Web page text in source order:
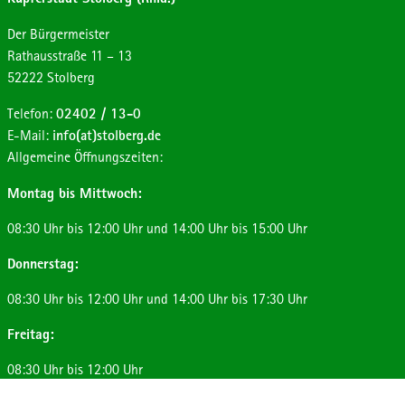
Der Bürgermeister
Strasse:
Rathausstraße Hausnummer:
11 – 13
Postleitzahl:
52222 Ort:
Stolberg
Telefon: 02402 / 13-0
E-Mail: info(at)stolberg.de
Allgemeine Öffnungszeiten:
Montag bis Mittwoch:
08:30 Uhr bis 12:00 Uhr und 14:00 Uhr bis 15:00 Uhr
Donnerstag:
08:30 Uhr bis 12:00 Uhr und 14:00 Uhr bis 17:30 Uhr
Freitag:
08:30 Uhr bis 12:00 Uhr